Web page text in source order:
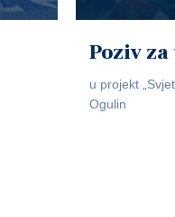
Poziv
u projekt
Ogulin